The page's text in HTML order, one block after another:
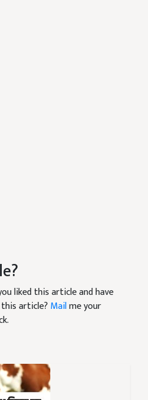
liked this article and have
article? Mailme your